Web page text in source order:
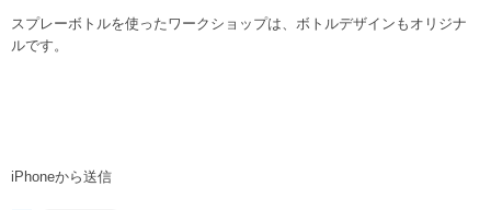
スプレーボトルを使ったワークショップは、ボトルデザインもオリジナ
ルです。
iPhoneから送信